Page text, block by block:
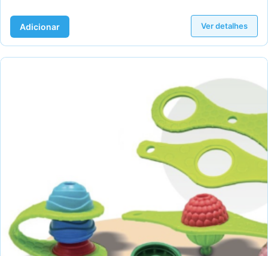
Adicionar Ver detalhes